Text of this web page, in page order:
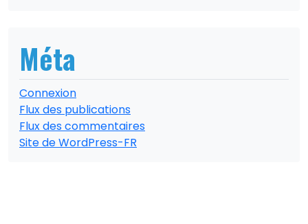
Méta
Connexion
Flux des publications
Flux des commentaires
Site de WordPress-FR